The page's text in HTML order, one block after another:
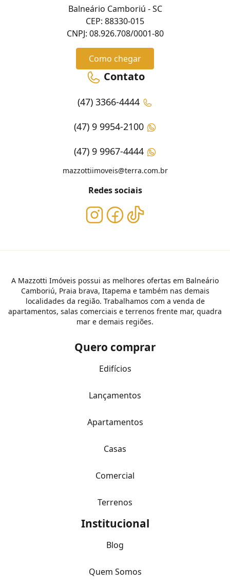
Balneário Camboriú - SC
CEP: 88330-015
CNPJ: 08.926.708/0001-80
Como chegar
Contato
(47) 3366-4444
(47) 9 9954-2100
(47) 9 9967-4444
mazzottiimoveis@terra.com.br
Redes sociais
A Mazzotti Imóveis possui as melhores ofertas em Balneário
Camboriú, Praia brava, Itapema e também nas demais
localidades da região. Trabalhamos com a venda de
apartamentos, salas comerciais e terrenos frente mar, quadra
mar e demais regiões.
Quero comprar
Edifícios
Lançamentos
Apartamentos
Casas
Comercial
Terrenos
Institucional
Blog
Quem Somos